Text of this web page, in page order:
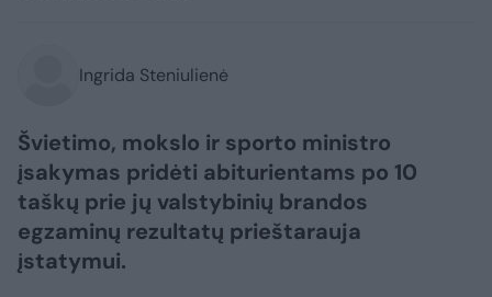
Ingrida Steniulienė
Švietimo, mokslo ir sporto ministro
įsakymas pridėti abiturientams po 10
taškų prie jų valstybinių brandos
egzaminų rezultatų prieštarauja
įstatymui.